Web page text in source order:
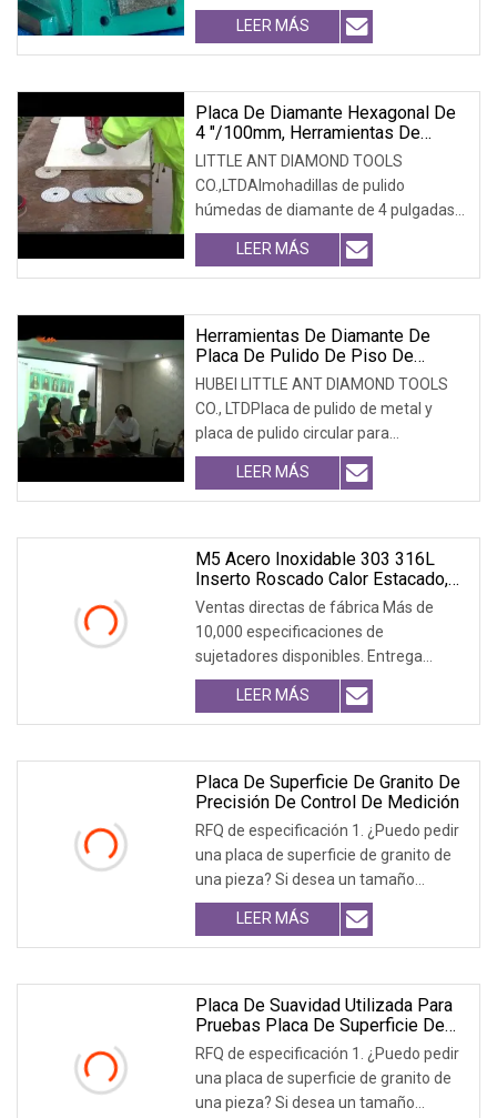
concretoDetalles del producto: Uso
tanto en seco como en húmedo,
trabajo simple, combina con una
Larga vida útil
LEER MÁS
Placa De Diamante Hexagonal De
4 "/100mm, Herramientas De
Hardware, Almohadilla De Pulido
Para Piedra Blanca
LITTLE ANT DIAMOND TOOLS
CO.,LTDAlmohadillas de pulido
húmedas de diamante de 4 pulgadas
para mármol de granito con larga vida
útilDetalles del producto Investigamos
y producimos almohadillas
piedras especiales
LEER MÁS
Herramientas De Diamante De
Placa De Pulido De Piso De
Hormigón Trapezoidal Con 2
Ajustes Y 3 Agujeros
HUBEI LITTLE ANT DIAMOND TOOLS
CO., LTDPlaca de pulido de metal y
placa de pulido circular para
concretoDetalles del producto: Uso
tanto en seco como en húmedo,
trabajo simple, combina con una
Larga vida útil
LEER MÁS
M5 Acero Inoxidable 303 316L
Inserto Roscado Calor Estacado,
Inserciones De Latón Para
Inyección De Plástico
Ventas directas de fábrica Más de
10,000 especificaciones de
sujetadores disponibles. Entrega
rápida, soluciones integrales. La tasa
anual de elogios del cliente supera el
98%. Productividad eficiente Soporte
LEER MÁS
Placa De Superficie De Granito De
Precisión De Control De Medición
RFQ de especificación 1. ¿Puedo pedir
una placa de superficie de granito de
una pieza? Si desea un tamaño
pequeño de menos de 800x800, la
entrega se realizará por vía aérea. La
mayoría de las veces el costo exprés
que nosotros
LEER MÁS
Placa De Suavidad Utilizada Para
Pruebas Placa De Superficie De
Granito Negro
RFQ de especificación 1. ¿Puedo pedir
una placa de superficie de granito de
una pieza? Si desea un tamaño